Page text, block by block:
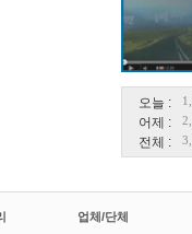
오늘 :
어제 :
전체 :
업체/단체